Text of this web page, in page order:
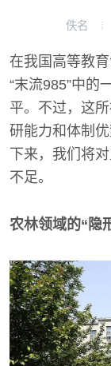
佚名
在我国高等教
“末流985”中的
平。不过，这
研能力和体制
下来，我们将
不足。
农林领域的“隐